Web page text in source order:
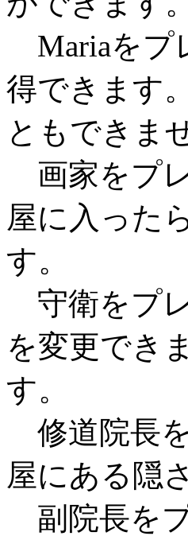
Mariaをプ
得できます
ともできま
画家をプ
屋に入った
す。
守衛をプ
を変更でき
す。
修道院長
屋にある隠
副院長を